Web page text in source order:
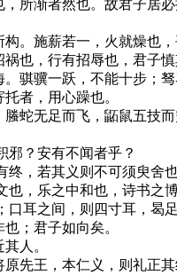
所渐者然也。故君子居
。施薪若一，火就燥也
祸也，行有招辱也，君子
骐骥一跃，不能十步；
者，用心躁也。
蛇无足而飞，鼫鼠五技而
？安有不闻者乎？
，若其义则不可须臾舍也
，乐之中和也，诗书之
耳之间，则四寸耳，曷
；君子如向矣。
人。
王，本仁义，则礼正其